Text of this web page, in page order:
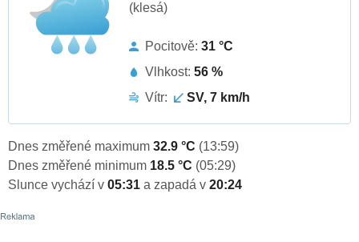
(klesá)
Pocitově: 31 °C
Vlhkost: 56 %
Vítr:
SV, 7 km/h
Dnes změřené maximum 32.9 °C (13:59)
Dnes změřené minimum 18.5 °C (05:29)
Slunce vychází v 05:31 a zapadá v 20:24